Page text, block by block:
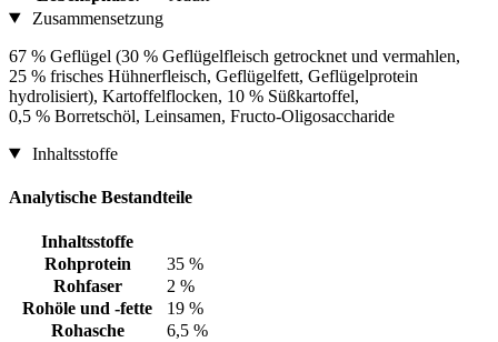
Zusammensetzung
67 % Geflügel (30 % Geflügelfleisch getrocknet und vermahlen,
25 % frisches Hühnerfleisch, Geflügelfett, Geflügelprotein
hydrolisiert), Kartoffelflocken, 10 % Süßkartoffel,
0,5 % Borretschöl, Leinsamen, Fructo-Oligosaccharide
Inhaltsstoffe
Analytische Bestandteile
Inhaltsstoffe
Rohprotein
35 %
Rohfaser
2 %
Rohöle und -fette
19 %
Rohasche
6,5 %